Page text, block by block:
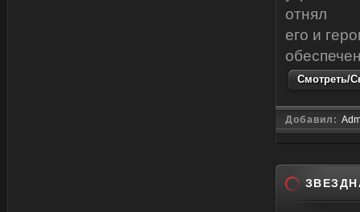
отнял
его и
Смотреть/
Добавил: